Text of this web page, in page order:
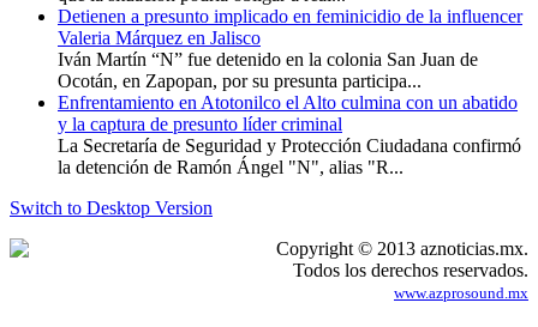
Detienen a presunto implicado en feminicidio de la influencer
Valeria Márquez en Jalisco
Iván Martín “N” fue detenido en la colonia San Juan de
Ocotán, en Zapopan, por su presunta participa...
Enfrentamiento en Atotonilco el Alto culmina con un abatido
y la captura de presunto líder criminal
La Secretaría de Seguridad y Protección Ciudadana confirmó
la detención de Ramón Ángel "N", alias "R...
Switch to Desktop Version
Copyright © 2013 aznoticias.mx.
Todos los derechos reservados.
www.azprosound.mx